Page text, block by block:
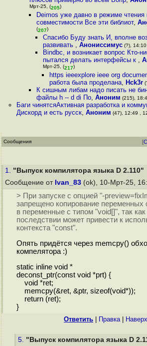
Мрт-25, (205)
Deimos уже давно в режиме чтения
совместимости Все эти библиот,
(207)
Спасибо Буду знать И, вполне
развивать , Анониссимус(?), 14:10
Bindbc, и возникает вопрос Кто-
пытался делать интерфейсы к ,
Мрт-25, (217)
https ieeexplore ieee org
работа была проделана, Hck3r
К сишным либам надо писать не
файлы h -- d di По, Аноним (215),
Баги чинятсяАктивная разработка и
Дискорд и есть русск, Аноним (47), 12:49 ,
Сообщения [
1. "Выпуск компилятора языка D 2.110"
Сообщение от Ivan_83 (ok), 10-Мрт-25,
> При запуске с опцией "-
запрещено копирование переменных
в переменные с типом "void[]", так
последствии может привести к
контекста "const".
Опять придётся через memcpy()
компелятора :)
static inline void *
deconst_ptr(const void *prt) {
void *ret;
memcpy(&ret, &ptr, sizeof(void*));
return (ret);
}
Ответить Правка| Наверх
5. "Выпуск компилятора языка D